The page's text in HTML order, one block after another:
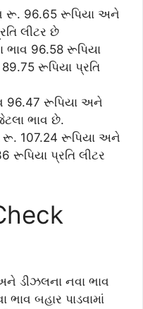
રૂ. 96.65 રૂપિયા અને
લીટર છે
ભાવ 96.58 રૂપિયા
રૂપિયા પ્રતિ
96.47 રૂપિયા અને
ભાવ છે.
રૂ. 107.24 રૂપિયા અને
રૂપિયા પ્રતિ લીટર
ડીઝલના નવા ભાવ
બહાર પાડવામાં